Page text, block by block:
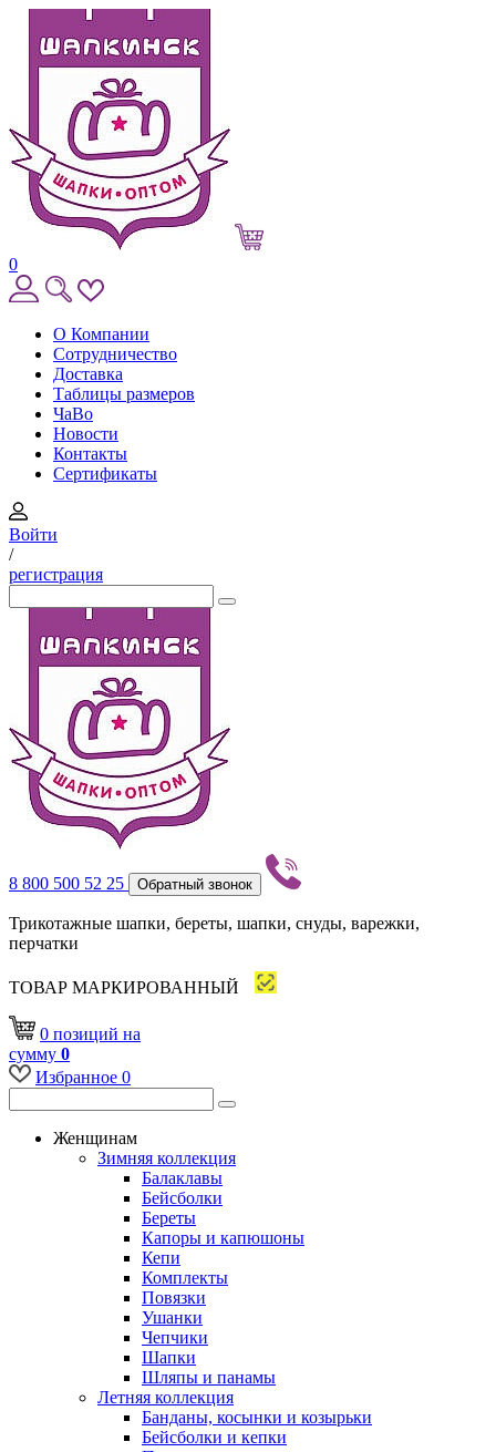
0
О Компании
Сотрудничество
Доставка
Таблицы размеров
ЧаВо
Новости
Контакты
Сертификаты
Войти
/
регистрация
8 800 500 52 25 Обратный звонок
Трикотажные шапки, береты, шапки, снуды, варежки,
перчатки
ТОВАР МАРКИРОВАННЫЙ
0 позиций на
сумму 0
Избранное 0
Женщинам
Зимняя коллекция
Балаклавы
Бейсболки
Береты
Капоры и капюшоны
Кепи
Комплекты
Повязки
Ушанки
Чепчики
Шапки
Шляпы и панамы
Летняя коллекция
Банданы, косынки и козырьки
Бейсболки и кепки